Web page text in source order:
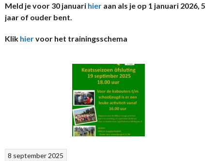
Meld je voor 30 januari hier aan als je op 1 januari 2026, 5
jaar of ouder bent.
Klik hiervoor het trainingsschema
8 september 2025